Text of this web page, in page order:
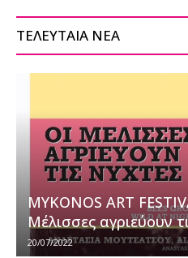
ΤΕΛΕΥΤΑΙΑ ΝΕΑ
MYKONOS ART
Μέλισσες αγριεύουν
20/07/2022